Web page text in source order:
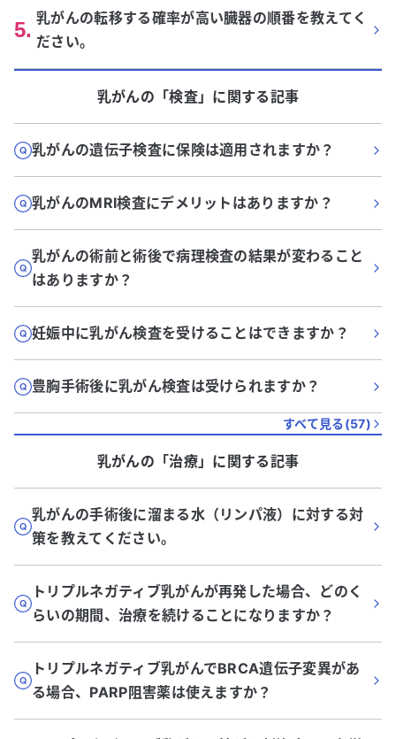
5. 乳がんの転移する確率が高い臓器の順番を教えてく
ださい。
乳がんの「検査」に関する記事
乳がんの遺伝子検査に保険は適用されますか？
乳がんのMRI検査にデメリットはありますか？
乳がんの術前と術後で病理検査の結果が変わること
はありますか？
妊娠中に乳がん検査を受けることはできますか？
豊胸手術後に乳がん検査は受けられますか？
すべて見る(57)
乳がんの「治療」に関する記事
乳がんの手術後に溜まる水（リンパ液）に対する対
策を教えてください。
トリプルネガティブ乳がんが再発した場合、どのく
らいの期間、治療を続けることになりますか？
トリプルネガティブ乳がんでBRCA遺伝子変異があ
る場合、PARP阻害薬は使えますか？